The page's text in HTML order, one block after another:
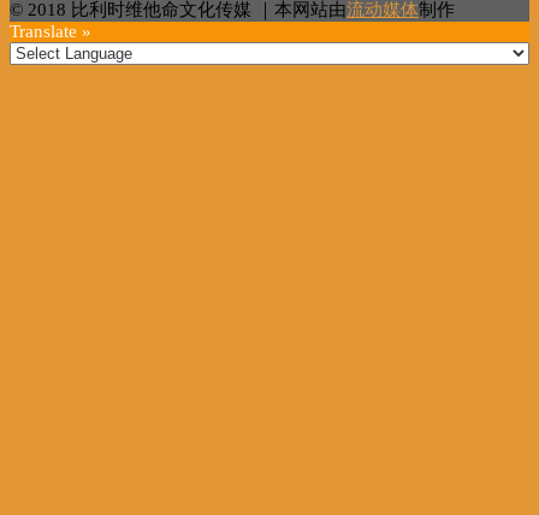
© 2018 比利时维他命文化传媒 ｜本网站由流动媒体制作
Translate »